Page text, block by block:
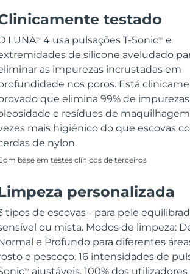
testado
LUNATM 4 usa pulsações T-SonicTM
e
de silicone aveludado
as impurezas incrustadas em
nos poros. Está
que elimina 99% de
e resíduos de maquilhagem
mais higiénico do que escovas
de nylon.
base em testes clínicos de terceiros
personalizada
tipos de escovas - para pele
ou mista. Modos de limpeza:
e Profundo para diferentes
e pescoço. 16 intensidades de
TM ajustáveis. 100% dos